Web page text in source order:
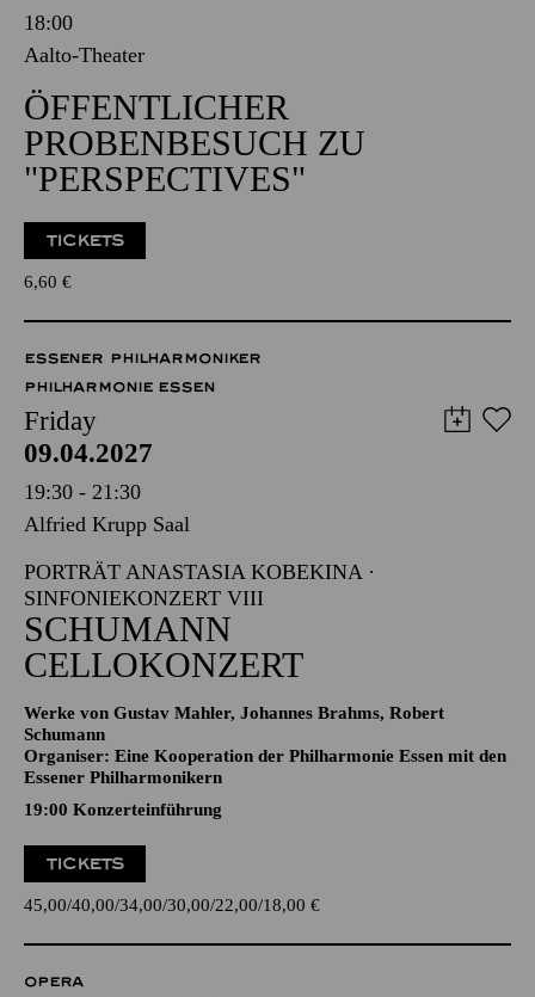
18:00
Aalto-Theater
ÖFFENTLICHER
PROBENBESUCH ZU
"PERSPECTIVES"
TICKETS
6,60 €
ESSENER PHILHARMONIKER
PHILHARMONIE ESSEN
Friday
09.04.2027
19:30 - 21:30
Alfried Krupp Saal
PORTRÄT ANASTASIA KOBEKINA ·
SINFONIEKONZERT VIII
SCHUMANN
CELLOKONZERT
Werke von Gustav Mahler, Johannes Brahms, Robert
Schumann
Organiser: Eine Kooperation der Philharmonie Essen mit den
Essener Philharmonikern
19:00 Konzerteinführung
TICKETS
45,00 40,00 34,00 30,00 22,00 18,00 €
OPERA